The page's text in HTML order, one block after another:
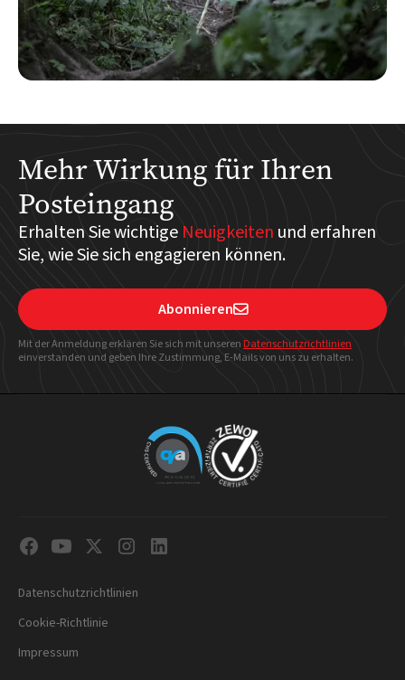
Mehr Wirkung für Ihren
Posteingang
Erhalten Sie wichtige Neuigkeiten und erfahren
Sie, wie Sie sich engagieren können.
Abonnieren
Mit der Anmeldung erklären Sie sich mit unseren Datenschutzrichtlinien
einverstanden und geben Ihre Zustimmung, E-Mails von uns zu erhalten.
Datenschutzrichtlinien
Cookie-Richtlinie
Impressum